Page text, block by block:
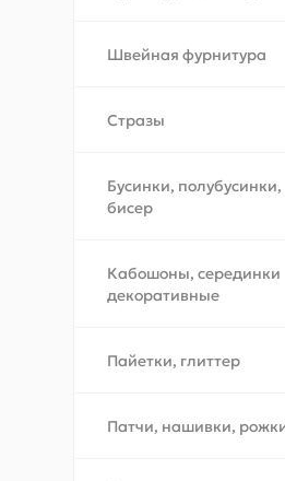
Швейная фурнитура
Стразы
Бусинки, полубусинки,
бисер
Кабошоны, серединки
декоративные
Пайетки, глиттер
Патчи, нашивки,